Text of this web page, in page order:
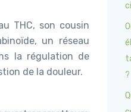
THC, son cousin
un réseau
la régulation de
de la douleur.
?